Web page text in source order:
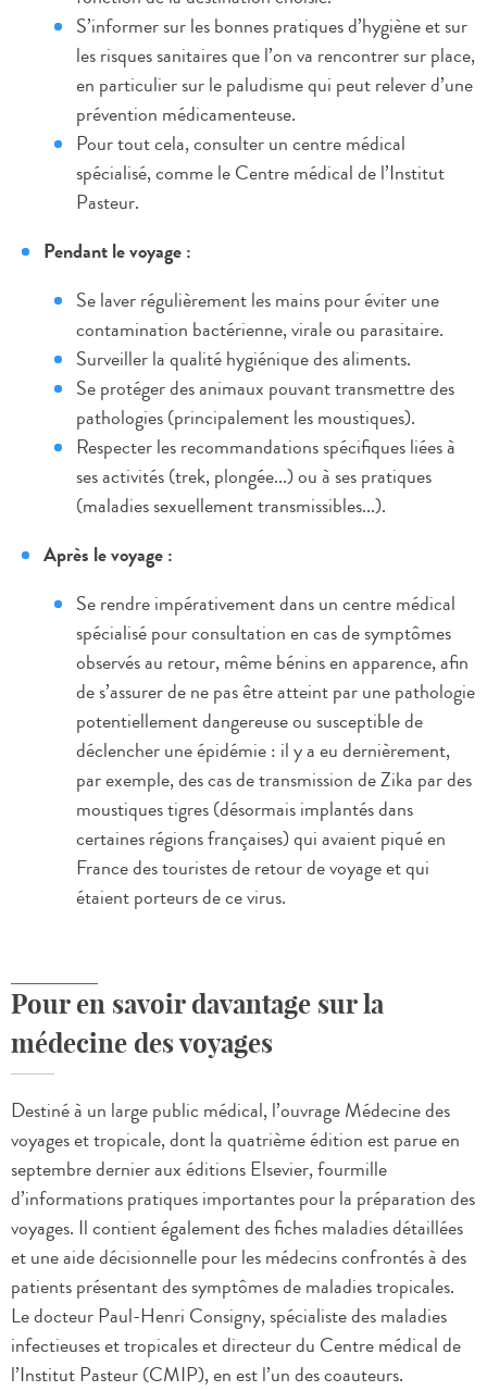
S’informer sur les bonnes pratiques d’hygiène et sur
les risques sanitaires que l’on va rencontrer sur place,
en particulier sur le paludisme qui peut relever d’une
prévention médicamenteuse.
Pour tout cela, consulter un centre médical
spécialisé, comme le Centre médical de l’Institut
Pasteur.
Pendant le voyage :
Se laver régulièrement les mains pour éviter une
contamination bactérienne, virale ou parasitaire.
Surveiller la qualité hygiénique des aliments.
Se protéger des animaux pouvant transmettre des
pathologies (principalement les moustiques).
Respecter les recommandations spécifiques liées à
ses activités (trek, plongée...) ou à ses pratiques
(maladies sexuellement transmissibles...).
Après le voyage :
Se rendre impérativement dans un centre médical
spécialisé pour consultation en cas de symptômes
observés au retour, même bénins en apparence, afin
de s’assurer de ne pas être atteint par une pathologie
potentiellement dangereuse ou susceptible de
déclencher une épidémie : il y a eu dernièrement,
par exemple, des cas de transmission de Zika par des
moustiques tigres (désormais implantés dans
certaines régions françaises) qui avaient piqué en
France des touristes de retour de voyage et qui
étaient porteurs de ce virus.
Pour en savoir davantage sur la
médecine des voyages
Destiné à un large public médical, l’ouvrage Médecine des
voyages et tropicale, dont la quatrième édition est parue en
septembre dernier aux éditions Elsevier, fourmille
d’informations pratiques importantes pour la préparation des
voyages. Il contient également des fiches maladies détaillées
et une aide décisionnelle pour les médecins confrontés à des
patients présentant des symptômes de maladies tropicales.
Le docteur Paul-Henri Consigny, spécialiste des maladies
infectieuses et tropicales et directeur du Centre médical de
l’Institut Pasteur (CMIP), en est l’un des coauteurs.